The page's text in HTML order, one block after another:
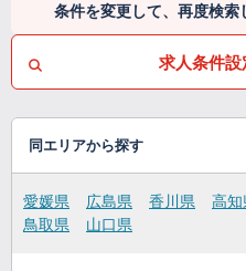
条件を変更して、再度検索
求人条件設
同エリアから探す
愛媛県 広島県 香川県 高知
鳥取県
山口県